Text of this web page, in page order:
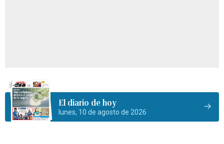
El diario de hoy
lunes, 10 de agosto de 2026